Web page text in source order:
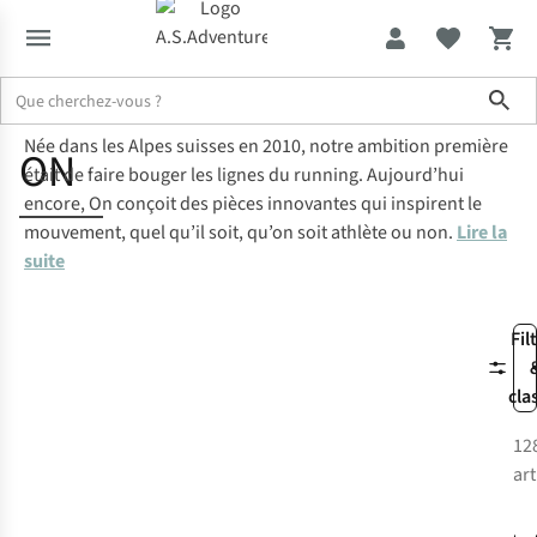
Marques On
ON
Née dans les Alpes suisses en 2010, notre ambition première
était de faire bouger les lignes du running. Aujourd’hui
encore, On conçoit des pièces innovantes qui inspirent le
mouvement, quel qu’il soit, qu’on soit athlète ou non. Lire la
suite